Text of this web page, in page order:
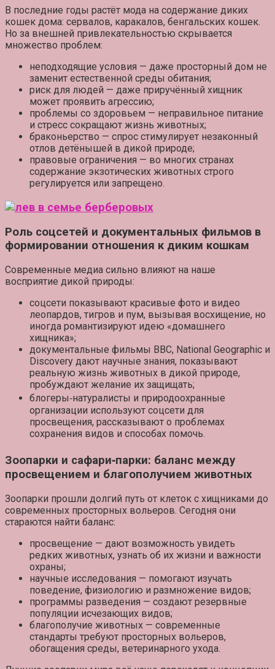
В последние годы растёт мода на содержание диких
кошек дома: сервалов, каракалов, бенгальских кошек.
Но за внешней привлекательностью скрывается
множество проблем:
неподходящие условия — даже просторный дом не
заменит естественной среды обитания;
риск для людей — даже приручённый хищник
может проявить агрессию;
проблемы со здоровьем — неправильное питание
и стресс сокращают жизнь животных;
браконьерство — спрос стимулирует незаконный
отлов детёнышей в дикой природе;
правовые ограничения — во многих странах
содержание экзотических животных строго
регулируется или запрещено.
Роль соцсетей и документальных фильмов в
формировании отношения к диким кошкам
Современные медиа сильно влияют на наше
восприятие дикой природы:
соцсети показывают красивые фото и видео
леопардов, тигров и пум, вызывая восхищение, но
иногда романтизируют идею «домашнего
хищника»;
документальные фильмы BBC, National Geographic и
Discovery дают научные знания, показывают
реальную жизнь животных в дикой природе,
пробуждают желание их защищать;
блогеры‑натуралисты и природоохранные
организации используют соцсети для
просвещения, рассказывают о проблемах
сохранения видов и способах помочь.
Зоопарки и сафари‑парки: баланс между
просвещением и благополучием животных
Зоопарки прошли долгий путь от клеток с хищниками до
современных просторных вольеров. Сегодня они
стараются найти баланс:
просвещение — дают возможность увидеть
редких животных, узнать об их жизни и важности
охраны;
научные исследования — помогают изучать
поведение, физиологию и размножение видов;
программы разведения — создают резервные
популяции исчезающих видов;
благополучие животных — современные
стандарты требуют просторных вольеров,
обогащения среды, ветеринарного ухода.